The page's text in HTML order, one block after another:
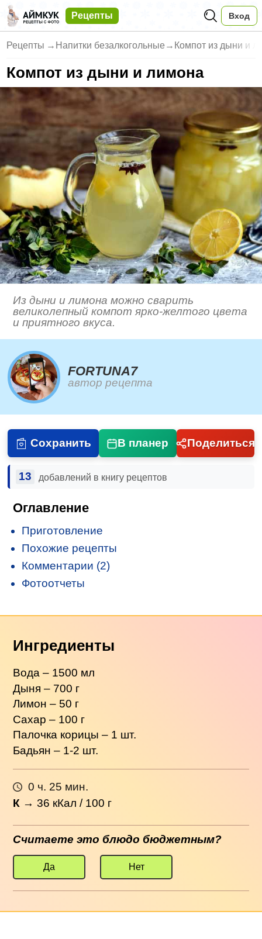
Рецепты Вход
Рецепты → Напитки безалкогольные → Компот из дыни и
Компот из дыни и лимона
Из дыни и лимона можно сварить
великолепный компот ярко-желтого цвета
и приятного вкуса.
FORTUNA7
автор рецепта
Сохранить В планер Поделиться
13 добавлений в книгу рецептов
Оглавление
Приготовление
Похожие рецепты
Комментарии (2)
Фотоотчеты
Ингредиенты
Вода – 1500 мл
Дыня – 700 г
Лимон – 50 г
Сахар – 100 г
Палочка корицы – 1 шт.
Бадьян – 1-2 шт.
0 ч. 25 мин.
К →36 кКал / 100 г
Считаете это блюдо бюджетным?
Да Нет